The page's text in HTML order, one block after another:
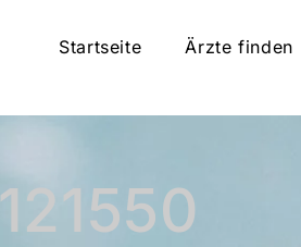
Startseite Ärzte finden
121550